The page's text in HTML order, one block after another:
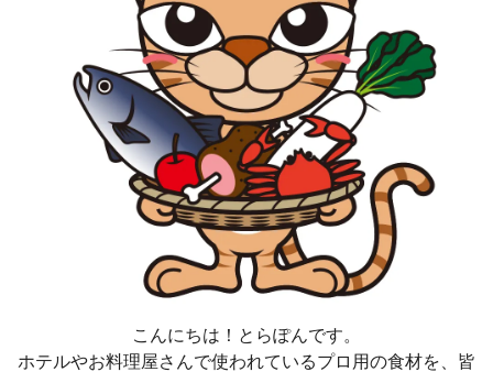
こんにちは！とらぽんです。
ホテルやお料理屋さんで使われているプロ用の食材を、皆